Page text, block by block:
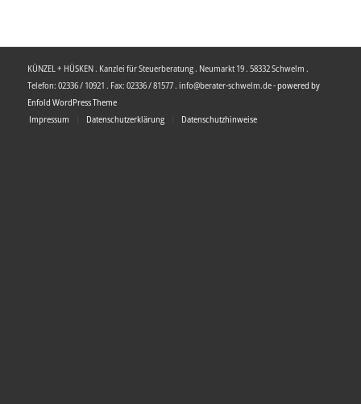
KÜNZEL + HÜSKEN . Kanzlei für Steuerberatung . Neumarkt 19 . 58332 Schwelm .
Telefon: 02336 / 10921 . Fax: 02336 / 81577 . info@berater-schwelm.de -powered by
Enfold WordPress Theme
Impressum
Datenschutzerklärung Datenschutzhinweise